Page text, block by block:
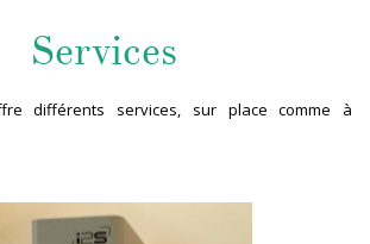
Services
différents services, sur place comme à